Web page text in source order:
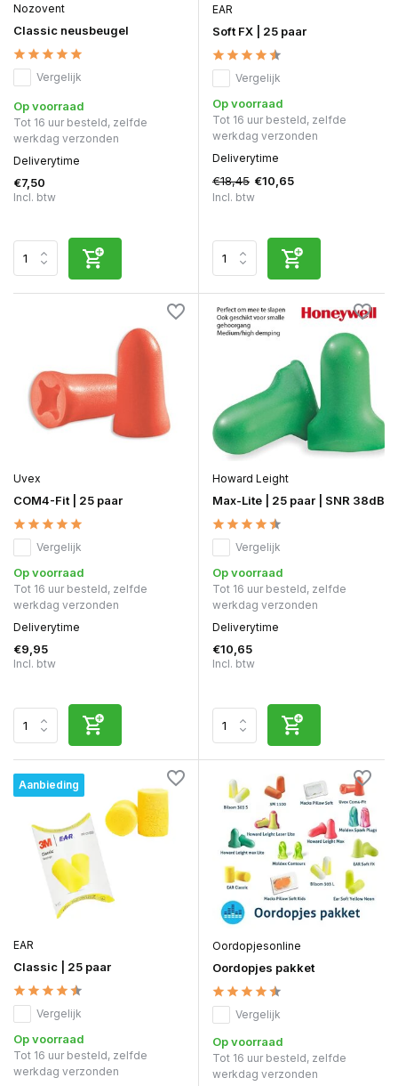
Nozovent
Classic neusbeugel
Vergelijk
Op voorraad
Tot 16 uur besteld, zelfde
werkdag verzonden
Deliverytime
€7,50
Incl. btw
EAR
Soft FX | 25 paar
Vergelijk
Op voorraad
Tot 16 uur besteld, zelfde
werkdag verzonden
Deliverytime
€18,45 €10,65
Incl. btw
Uvex
COM4-Fit | 25 paar
Vergelijk
Op voorraad
Tot 16 uur besteld, zelfde
werkdag verzonden
Deliverytime
€9,95
Incl. btw
Howard Leight
Max-Lite | 25 paar | SNR 38dB
Vergelijk
Op voorraad
Tot 16 uur besteld, zelfde
werkdag verzonden
Deliverytime
€10,65
Incl. btw
Aanbieding
EAR
Classic | 25 paar
Vergelijk
Op voorraad
Tot 16 uur besteld, zelfde
werkdag verzonden
Oordopjesonline
Oordopjes pakket
Vergelijk
Op voorraad
Tot 16 uur besteld, zelfde
werkdag verzonden